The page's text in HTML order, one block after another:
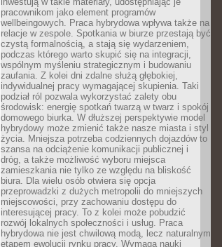
pracownikom jako element programów
wellbeingowych. Praca hybrydowa wpływa także na
relacje w zespole. Spotkania w biurze przestają być
czystą formalnością, a stają się wydarzeniem,
podczas którego warto skupić się na integracji,
wspólnym myśleniu strategicznym i budowaniu
zaufania. Z kolei dni zdalne służą głębokiej,
indywidualnej pracy wymagającej skupienia. Taki
podział ról pozwala wykorzystać zalety obu
środowisk: energię spotkań twarzą w twarz i spokój
domowego biurka. W dłuższej perspektywie model
hybrydowy może zmienić także nasze miasta i styl
życia. Mniejsza potrzeba codziennych dojazdów to
szansa na odciążenie komunikacji publicznej i
dróg, a także możliwość wyboru miejsca
zamieszkania nie tylko ze względu na bliskość
biura. Dla wielu osób otwiera się opcja
przeprowadzki z dużych metropolii do mniejszych
miejscowości, przy zachowaniu dostępu do
interesującej pracy. To z kolei może pobudzić
rozwój lokalnych społeczności i usług. Praca
hybrydowa nie jest chwilową modą, lecz naturalnym
etapem ewolucji rynku pracy. Wymaga nauki